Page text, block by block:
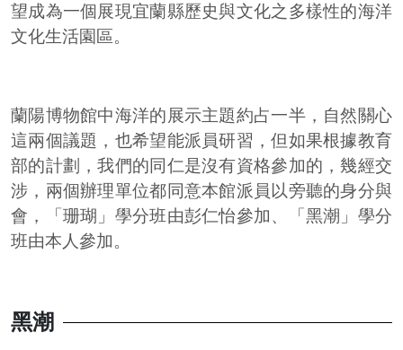
望成為一個展現宜蘭縣歷史與文化之多樣性的海洋
文化生活園區。
蘭陽博物館中海洋的展示主題約占一半，自然關心
這兩個議題，也希望能派員研習，但如果根據教育
部的計劃，我們的同仁是沒有資格參加的，幾經交
涉，兩個辦理單位都同意本館派員以旁聽的身分與
會，「珊瑚」學分班由彭仁怡參加、「黑潮」學分
班由本人參加。
黑潮